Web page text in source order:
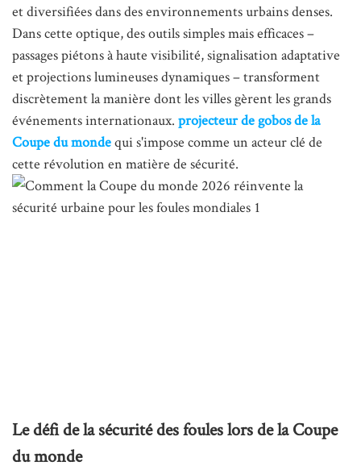
et diversifiées dans des environnements urbains denses.
Dans cette optique, des outils simples mais efficaces –
passages piétons à haute visibilité, signalisation adaptative
et projections lumineuses dynamiques – transforment
discrètement la manière dont les villes gèrent les grands
événements internationaux. projecteur de gobos de la
Coupe du mondequi s'impose comme un acteur clé de
cette révolution en matière de sécurité.
Le défi de la sécurité des foules lors de la Coupe
du monde